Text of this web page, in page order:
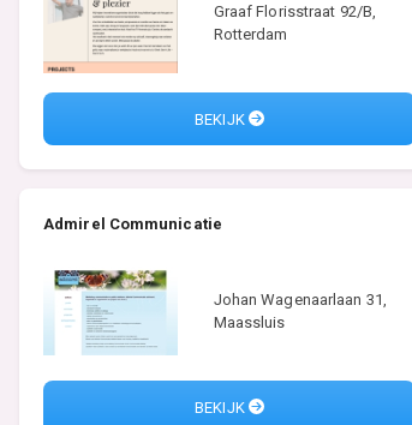
Graaf Florisstraat 92/B,
Rotterdam
BEKIJK
Admirel Communicatie
Johan Wagenaarlaan 31,
Maassluis
BEKIJK